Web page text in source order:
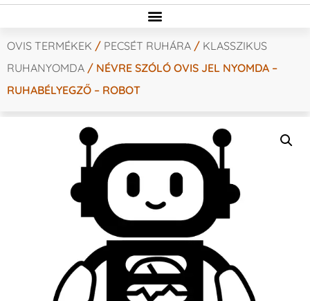
OVIS TERMÉKEK / PECSÉT RUHÁRA / KLASSZIKUS
RUHANYOMDA / NÉVRE SZÓLÓ OVIS JEL NYOMDA –
RUHABÉLYEGZŐ – ROBOT